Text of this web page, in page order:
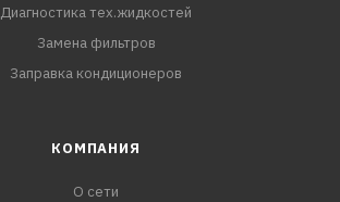
Диагностика тех.жидкостей
Замена фильтров
Заправка кондиционеров
КОМПАНИЯ
О сети